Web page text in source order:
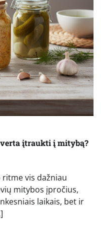
įtraukti į mitybą?
vis dažniau
mitybos įpročius,
laikais, bet ir